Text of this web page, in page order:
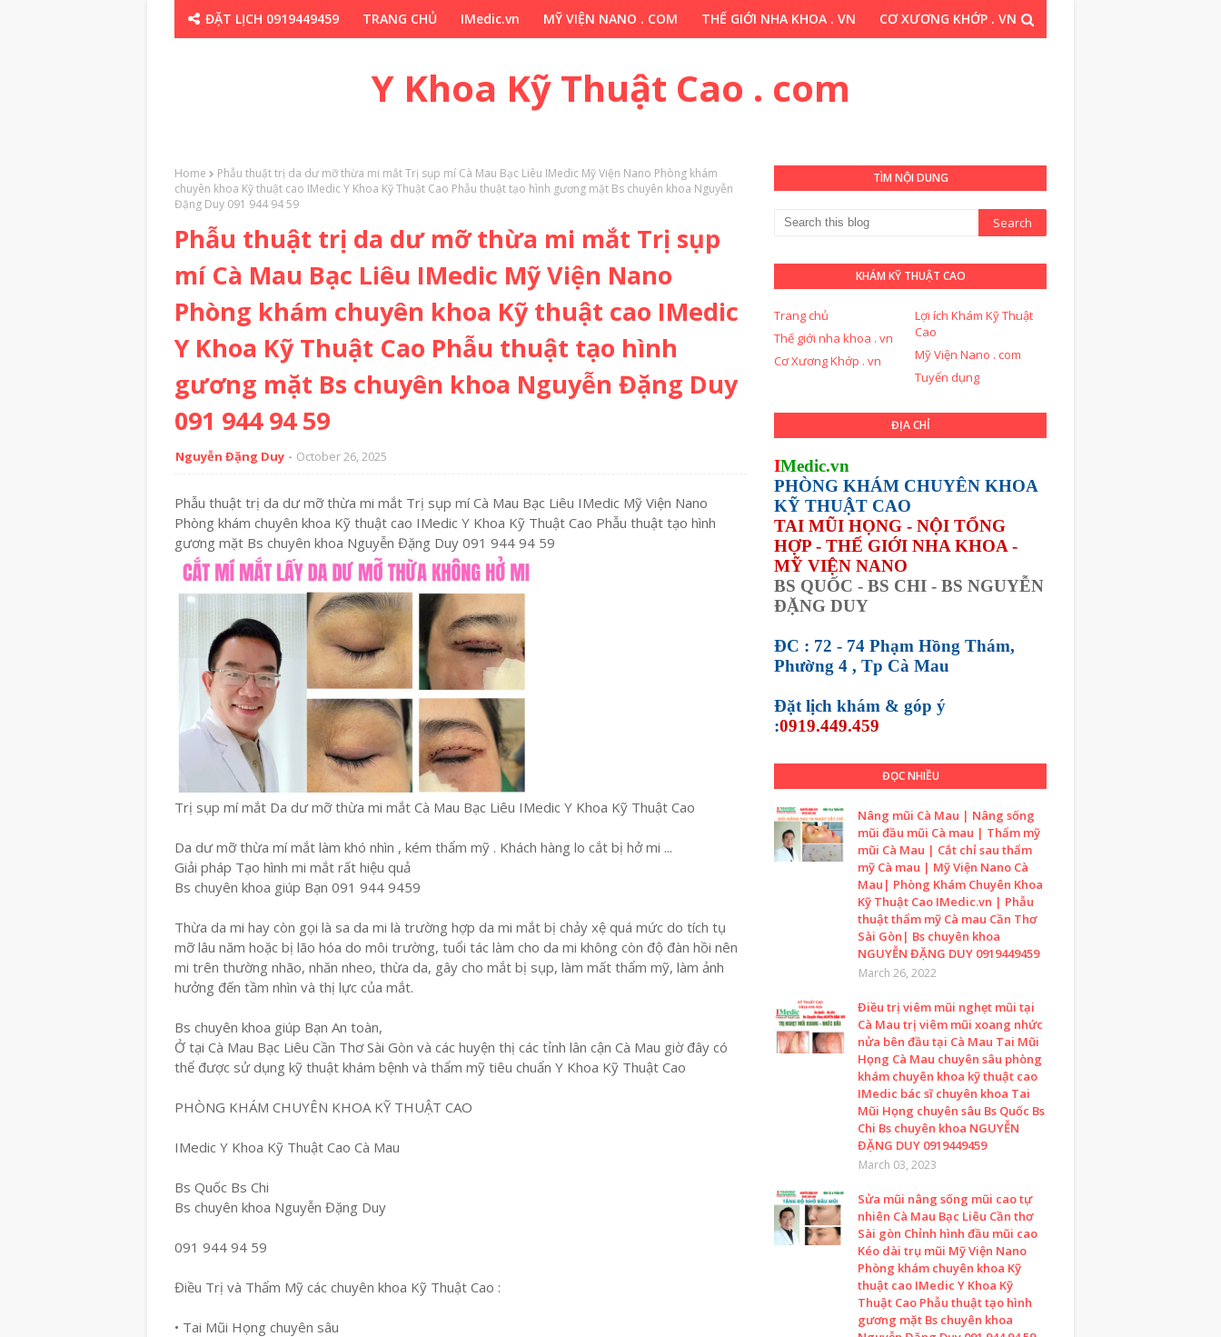
ĐẶT LỊCH 0919449459 TRANG CHỦ IMedic.vn MỸ VIỆN NANO . COM THẾ GIỚI NHA KHOA . VN CƠ XƯƠNG KHỚP . VN
Y Khoa Kỹ Thuật Cao . com
Home
Phẫu thuật trị da dư mỡ thừa mi mắt Trị sụp mí Cà Mau Bạc Liêu IMedic Mỹ Viện Nano Phòng khám
chuyên khoa Kỹ thuật cao IMedic Y Khoa Kỹ Thuật Cao Phẫu thuật tạo hình gương mặt Bs chuyên khoa Nguyễn
Đặng Duy 091 944 94 59
Phẫu thuật trị da dư mỡ thừa mi mắt Trị sụp
mí Cà Mau Bạc Liêu IMedic Mỹ Viện Nano
Phòng khám chuyên khoa Kỹ thuật cao IMedic
Y Khoa Kỹ Thuật Cao Phẫu thuật tạo hình
gương mặt Bs chuyên khoa Nguyễn Đặng Duy
091 944 94 59
Nguyễn Đặng Duy October 26, 2025
Phẫu thuật trị da dư mỡ thừa mi mắt Trị sụp mí Cà Mau Bạc Liêu IMedic Mỹ Viện Nano
Phòng khám chuyên khoa Kỹ thuật cao IMedic Y Khoa Kỹ Thuật Cao Phẫu thuật tạo hình
gương mặt Bs chuyên khoa Nguyễn Đặng Duy 091 944 94 59
Trị sụp mí mắt Da dư mỡ thừa mi mắt Cà Mau Bạc Liêu IMedic Y Khoa Kỹ Thuật Cao
Da dư mỡ thừa mí mắt làm khó nhìn , kém thẩm mỹ . Khách hàng lo cắt bị hở mi ...
Giải pháp Tạo hình mi mắt rất hiệu quả
Bs chuyên khoa giúp Bạn 091 944 9459
Thừa da mi hay còn gọi là sa da mi là trường hợp da mi mắt bị chảy xệ quá mức do tích tụ
mỡ lâu năm hoặc bị lão hóa do môi trường, tuổi tác làm cho da mi không còn độ đàn hồi nên
mi trên thường nhão, nhăn nheo, thừa da, gây cho mắt bị sụp, làm mất thẩm mỹ, làm ảnh
hưởng đến tầm nhìn và thị lực của mắt.
Bs chuyên khoa giúp Bạn An toàn,
Ở tại Cà Mau Bạc Liêu Cần Thơ Sài Gòn và các huyện thị các tỉnh lân cận Cà Mau giờ đây có
thể được sử dụng kỹ thuật khám bệnh và thẩm mỹ tiêu chuẩn Y Khoa Kỹ Thuật Cao
PHÒNG KHÁM CHUYÊN KHOA KỸ THUẬT CAO
IMedic Y Khoa Kỹ Thuật Cao Cà Mau
Bs Quốc Bs Chi
Bs chuyên khoa Nguyễn Đặng Duy
091 944 94 59
Điều Trị và Thẩm Mỹ các chuyên khoa Kỹ Thuật Cao :
• Tai Mũi Họng chuyên sâu
TÌM NỘI DUNG
KHÁM KỸ THUẬT CAO
Trang chủ
Lợi ích Khám Kỹ Thuật
Cao
Thế giới nha khoa . vn
Mỹ Viện Nano . com
Cơ Xương Khớp . vn
Tuyển dụng
ĐỊA CHỈ
IMedic.vn
PHÒNG KHÁM CHUYÊN KHOA
KỸ THUẬT CAO
TAI MŨI HỌNG - NỘI TỔNG
HỢP - THẾ GIỚI NHA KHOA -
MỸ VIỆN NANO
BS QUỐC - BS CHI - BS NGUYỄN
ĐẶNG DUY
ĐC : 72 - 74 Phạm Hồng Thám,
Phường 4 , Tp Cà Mau
Đặt lịch khám & góp ý
:0919.449.459
ĐỌC NHIỀU
Nâng mũi Cà Mau | Nâng sống
mũi đầu mũi Cà mau | Thẩm mỹ
mũi Cà Mau | Cắt chỉ sau thẩm
mỹ Cà mau | Mỹ Viện Nano Cà
Mau| Phòng Khám Chuyên Khoa
Kỹ Thuật Cao IMedic.vn | Phẫu
thuật thẩm mỹ Cà mau Cần Thơ
Sài Gòn| Bs chuyên khoa
NGUYỄN ĐẶNG DUY 0919449459
March 26, 2022
Điều trị viêm mũi nghẹt mũi tại
Cà Mau trị viêm mũi xoang nhức
nửa bên đầu tại Cà Mau Tai Mũi
Họng Cà Mau chuyên sâu phòng
khám chuyên khoa kỹ thuật cao
IMedic bác sĩ chuyên khoa Tai
Mũi Họng chuyên sâu Bs Quốc Bs
Chi Bs chuyên khoa NGUYỄN
ĐẶNG DUY 0919449459
March 03, 2023
Sửa mũi nâng sống mũi cao tự
nhiên Cà Mau Bạc Liêu Cần thơ
Sài gòn Chỉnh hình đầu mũi cao
Kéo dài trụ mũi Mỹ Viện Nano
Phòng khám chuyên khoa Kỹ
thuật cao IMedic Y Khoa Kỹ
Thuật Cao Phẫu thuật tạo hình
gương mặt Bs chuyên khoa